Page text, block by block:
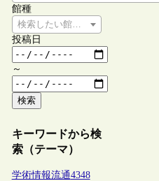
館種
検索したい館種を選択してください
投稿日
～
検索
キーワードから検
索（テーマ）
学術情報流通4348